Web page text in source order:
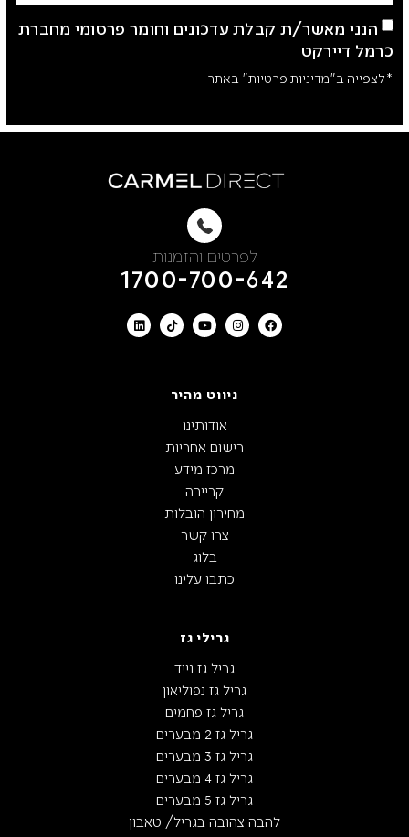
הנני מאשר/ת קבלת עדכונים וחומר פרסומי מחברת
כרמל דיירקט
*לצפייה ב"מדיניות פרטיות" באתר
לפרטים והזמנות
1700-700-642
ניווט מהיר
אודותינו
רישום אחריות
מרכז מידע
קריירה
מחירון הובלות
צרו קשר
בלוג
כתבו עלינו
גרילי גז
גריל גז נייד
גריל גז נפוליאון
גריל גז פחמים
גריל גז 2 מבערים
גריל גז 3 מבערים
גריל גז 4 מבערים
גריל גז 5 מבערים
להבה צהובה בגריל/ טאבון